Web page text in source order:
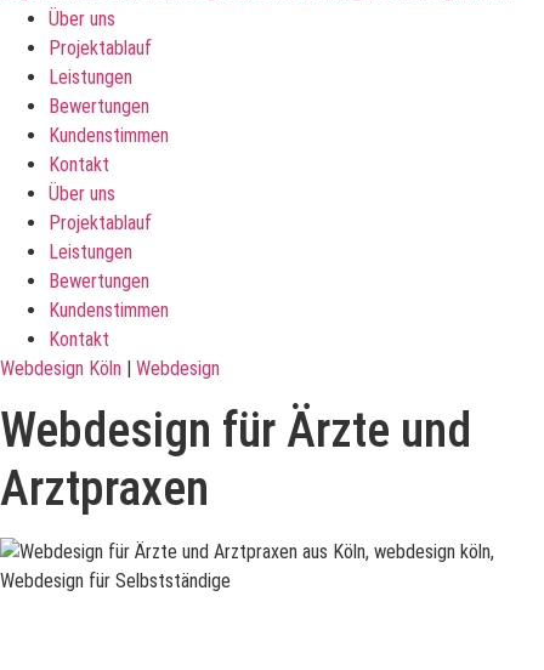
Über uns
Projektablauf
Leistungen
Bewertungen
Kundenstimmen
Kontakt
Über uns
Projektablauf
Leistungen
Bewertungen
Kundenstimmen
Kontakt
Webdesign Köln
Webdesign
Webdesign für Ärzte und
Arztpraxen